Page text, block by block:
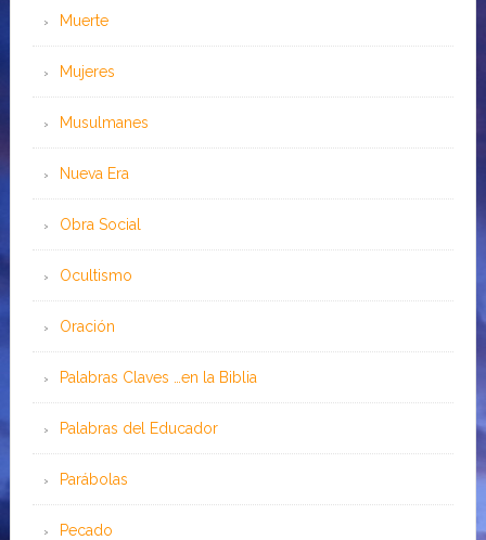
Muerte
Mujeres
Musulmanes
Nueva Era
Obra Social
Ocultismo
Oración
Palabras Claves …en la Biblia
Palabras del Educador
Parábolas
Pecado